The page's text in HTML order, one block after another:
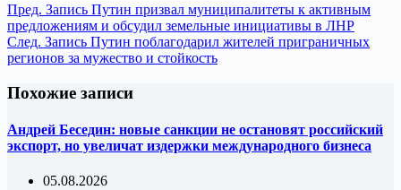
Пред. Запись Путин призвал муниципалитеты к активным
предложениям и обсудил земельные инициативы в ЛНР
След. Запись Путин поблагодарил жителей приграничных
регионов за мужество и стойкость
Похожие записи
Андрей Беседин: новые санкции не остановят российский
экспорт, но увеличат издержки международного бизнеса
05.08.2026